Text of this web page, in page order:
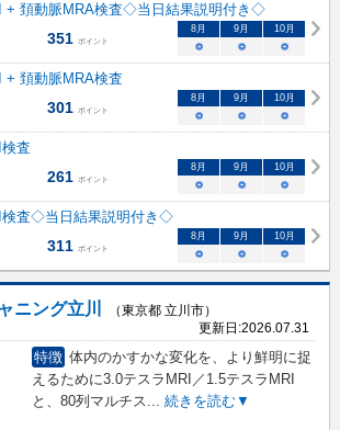
+ 頚動脈MRA検査◇当日結果説明付き◇
351 ポイント
8月 9月 10月
○ ○ ○
+ 頚動脈MRA検査
301 ポイント
8月 9月 10月
○ ○ ○
査
261 ポイント
8月 9月 10月
○ ○ ○
検査◇当日結果説明付き◇
311 ポイント
8月 9月 10月
○ ○ ○
ニング立川
（東京都 立川市）
更新日:2026.07.31
特徴 体内のかすかな変化を、より鮮明に捉
えるために3.0テスラMRI／1.5テスラMRI
と、80列マルチス... 続きを読む▼